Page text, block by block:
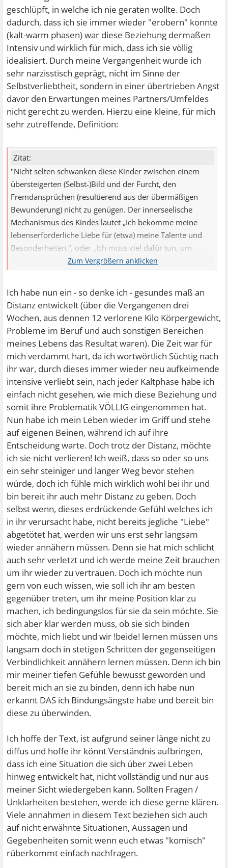
geschlüpft, in welche ich nie geraten wollte. Doch
dadurch, dass ich sie immer wieder "erobern" konnte
(kalt-warm phasen) war diese Beziehung dermaßen
Intensiv und wirklich für mich, dass ich sie völlig
idealisiert. Durch meine Vergangenheit wurde ich
sehr narzisstisch geprägt, nicht im Sinne der
Selbstverliebtheit, sondern in einer übertrieben Angst
davor den Erwartungen meines Partners/Umfeldes
nicht gerecht zu werden. Hierzu eine kleine, für mich
sehr zutreffende, Definition:
Zitat:
"Nicht selten schwanken diese Kinder zwischen einem
übersteigerten (Selbst-)Bild und der Furcht, den
Fremdansprüchen (resultierend aus der übermäßigen
Bewunderung) nicht zu genügen. Der innerseelische
Mechanismus des Kindes lautet „Ich bekomme meine
lebenserforderliche Liebe für (etwa) meine Talente und
Besonderheiten.“, oder „Ich muss viel dafür tun, um
geliebt zu werden."
Ich habe nun ein - so denke ich - gesundes maß an
Distanz entwickelt (über die Vergangenen drei
Wochen, aus dennen 12 verlorene Kilo Körpergewicht,
Probleme im Beruf und auch sonstigen Bereichen
meines Lebens das Resultat waren). Die Zeit war für
mich verdammt hart, da ich wortwörtlich Süchtig nach
ihr war, durch dieses immer wieder neu aufkeimende
intensive verliebt sein, nach jeder Kaltphase habe ich
einfach nicht gesehen, wie mich diese Beziehung und
somit ihre Problematik VÖLLIG eingenommen hat.
Nun habe ich mein Leben wieder im Griff und stehe
auf eigenen Beinen, während ich auf ihre
Entscheidung warte. Doch trotz der Distanz, möchte
ich sie nicht verlieren! Ich weiß, dass so oder so uns
ein sehr steiniger und langer Weg bevor stehen
würde, doch ich fühle mich wirklich wohl bei ihr und
bin bereit ihr auch mehr Distanz zu geben. Doch
selbst wenn, dieses erdrückende Gefühl welches ich
in ihr verursacht habe, nicht bereits jegliche "Liebe"
abgetötet hat, werden wir uns erst sehr langsam
wieder annähern müssen. Denn sie hat mich schlicht
auch sehr verletzt und ich werde meine Zeit brauchen
um ihr wieder zu vertrauen. Doch ich möchte nun
gern von euch wissen, wie soll ich ihr am besten
gegenüber treten, um ihr meine Position klar zu
machen, ich bedingungslos für sie da sein möchte. Sie
sich aber klar werden muss, ob sie sich binden
möchte, mich liebt und wir !beide! lernen müssen uns
langsam doch in stetigen Schritten der gegenseitigen
Verbindlichkeit annähern lernen müssen. Denn ich bin
mir meiner tiefen Gefühle bewusst geworden und
bereit mich an sie zu binden, denn ich habe nun
erkannt DAS ich Bindungsängste habe und bereit bin
diese zu überwinden.
Ich hoffe der Text, ist aufgrund seiner länge nicht zu
diffus und hoffe ihr könnt Verständnis aufbringen,
dass ich eine Situation die sich über zwei Leben
hinweg entwickelt hat, nicht vollständig und nur aus
meiner Sicht wiedergeben kann. Sollten Fragen /
Unklarheiten bestehen, werde ich diese gerne klären.
Viele annahmen in diesem Text beziehen sich auch
auf nicht erwähnte Situationen, Aussagen und
Gegebenheiten somit wenn euch etwas "komisch"
rüberkommt einfach nachfragen.